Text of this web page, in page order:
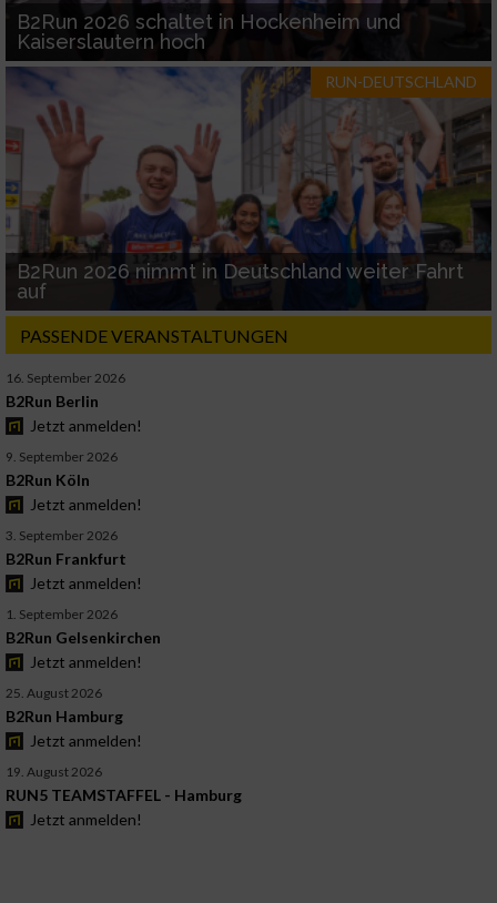
B2Run 2026 schaltet in Hockenheim und
Kaiserslautern hoch
RUN-DEUTSCHLAND
B2Run 2026 nimmt in Deutschland weiter Fahrt
auf
PASSENDE VERANSTALTUNGEN
16. September 2026
B2Run Berlin
Jetzt anmelden!
9. September 2026
B2Run Köln
Jetzt anmelden!
3. September 2026
B2Run Frankfurt
Jetzt anmelden!
1. September 2026
B2Run Gelsenkirchen
Jetzt anmelden!
25. August 2026
B2Run Hamburg
Jetzt anmelden!
19. August 2026
RUN5 TEAMSTAFFEL - Hamburg
Jetzt anmelden!